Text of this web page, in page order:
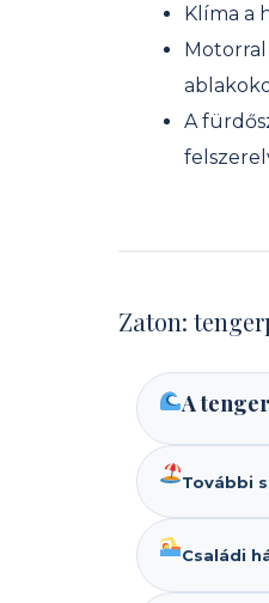
Klíma a
A
Zaton:
A
További
Családi